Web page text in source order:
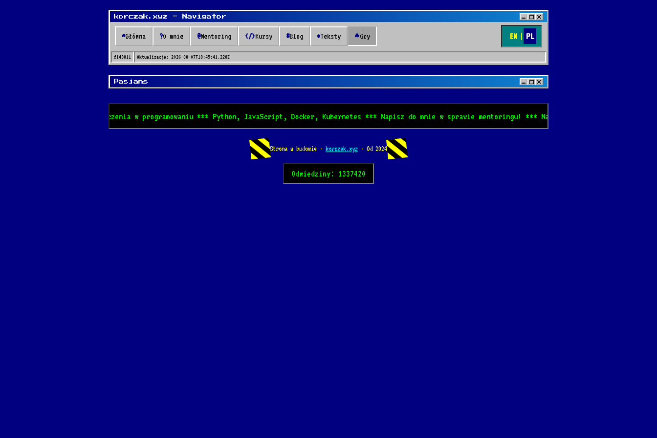
korczak.xyz - Navigator
~Główna ?O mnie @Mentoring </>Kursy #Blog *Teksty ♠Gry EN | PL
f143811 Aktualizacja: 2026-08-07T18:45:41.228Z
Pasjans
*** 7 lat doświadczenia w programowaniu *** Python, JavaScript, Docker, Kubernetes *** Napisz do mnie w sprawie mentoringu! *** Najlepiej oglądać w Netscape
Strona w budowie - korczak.xyz - Od 2024
Odwiedziny: 1337420